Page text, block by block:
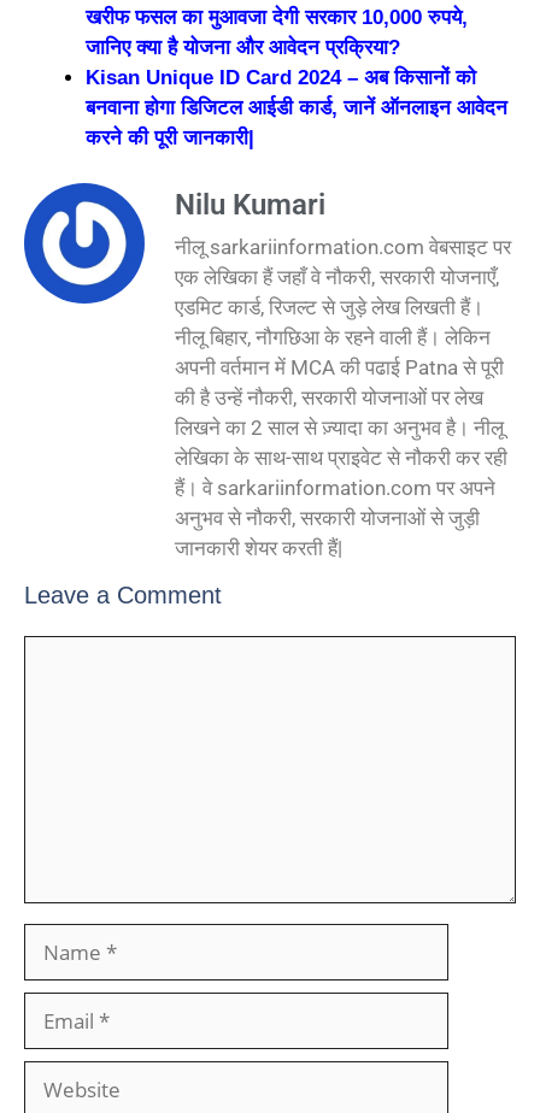
खरीफ फसल का मुआवजा देगी सरकार 10,000 रुपये,
जानिए क्या है योजना और आवेदन प्रक्रिया?
Kisan Unique ID Card 2024 – अब किसानों को
बनवाना होगा डिजिटल आईडी कार्ड, जानें ऑनलाइन आवेदन
करने की पूरी जानकारी|
Nilu Kumari
नीलू sarkariinformation.com वेबसाइट पर
एक लेखिका हैं जहाँ वे नौकरी, सरकारी योजनाएँ,
एडमिट कार्ड, रिजल्ट से जुड़े लेख लिखती हैं।
नीलू बिहार, नौगछिआ के रहने वाली हैं। लेकिन
अपनी वर्तमान में MCA की पढाई Patna से पूरी
की है उन्हें नौकरी, सरकारी योजनाओं पर लेख
लिखने का 2 साल से ज़्यादा का अनुभव है। नीलू
लेखिका के साथ-साथ प्राइवेट से नौकरी कर रही
हैं। वे sarkariinformation.com पर अपने
अनुभव से नौकरी, सरकारी योजनाओं से जुड़ी
जानकारी शेयर करती हैं|
Leave a Comment